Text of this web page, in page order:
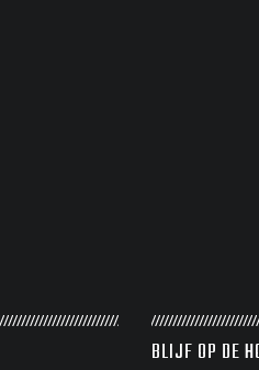
BLIJF OP DE